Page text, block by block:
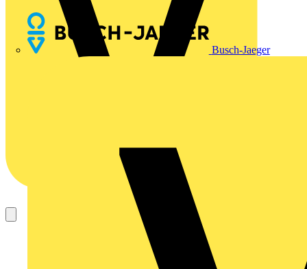
Busch-Jaeger